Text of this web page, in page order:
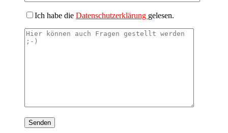
Ich habe die Datenschutzerklärung gelesen.